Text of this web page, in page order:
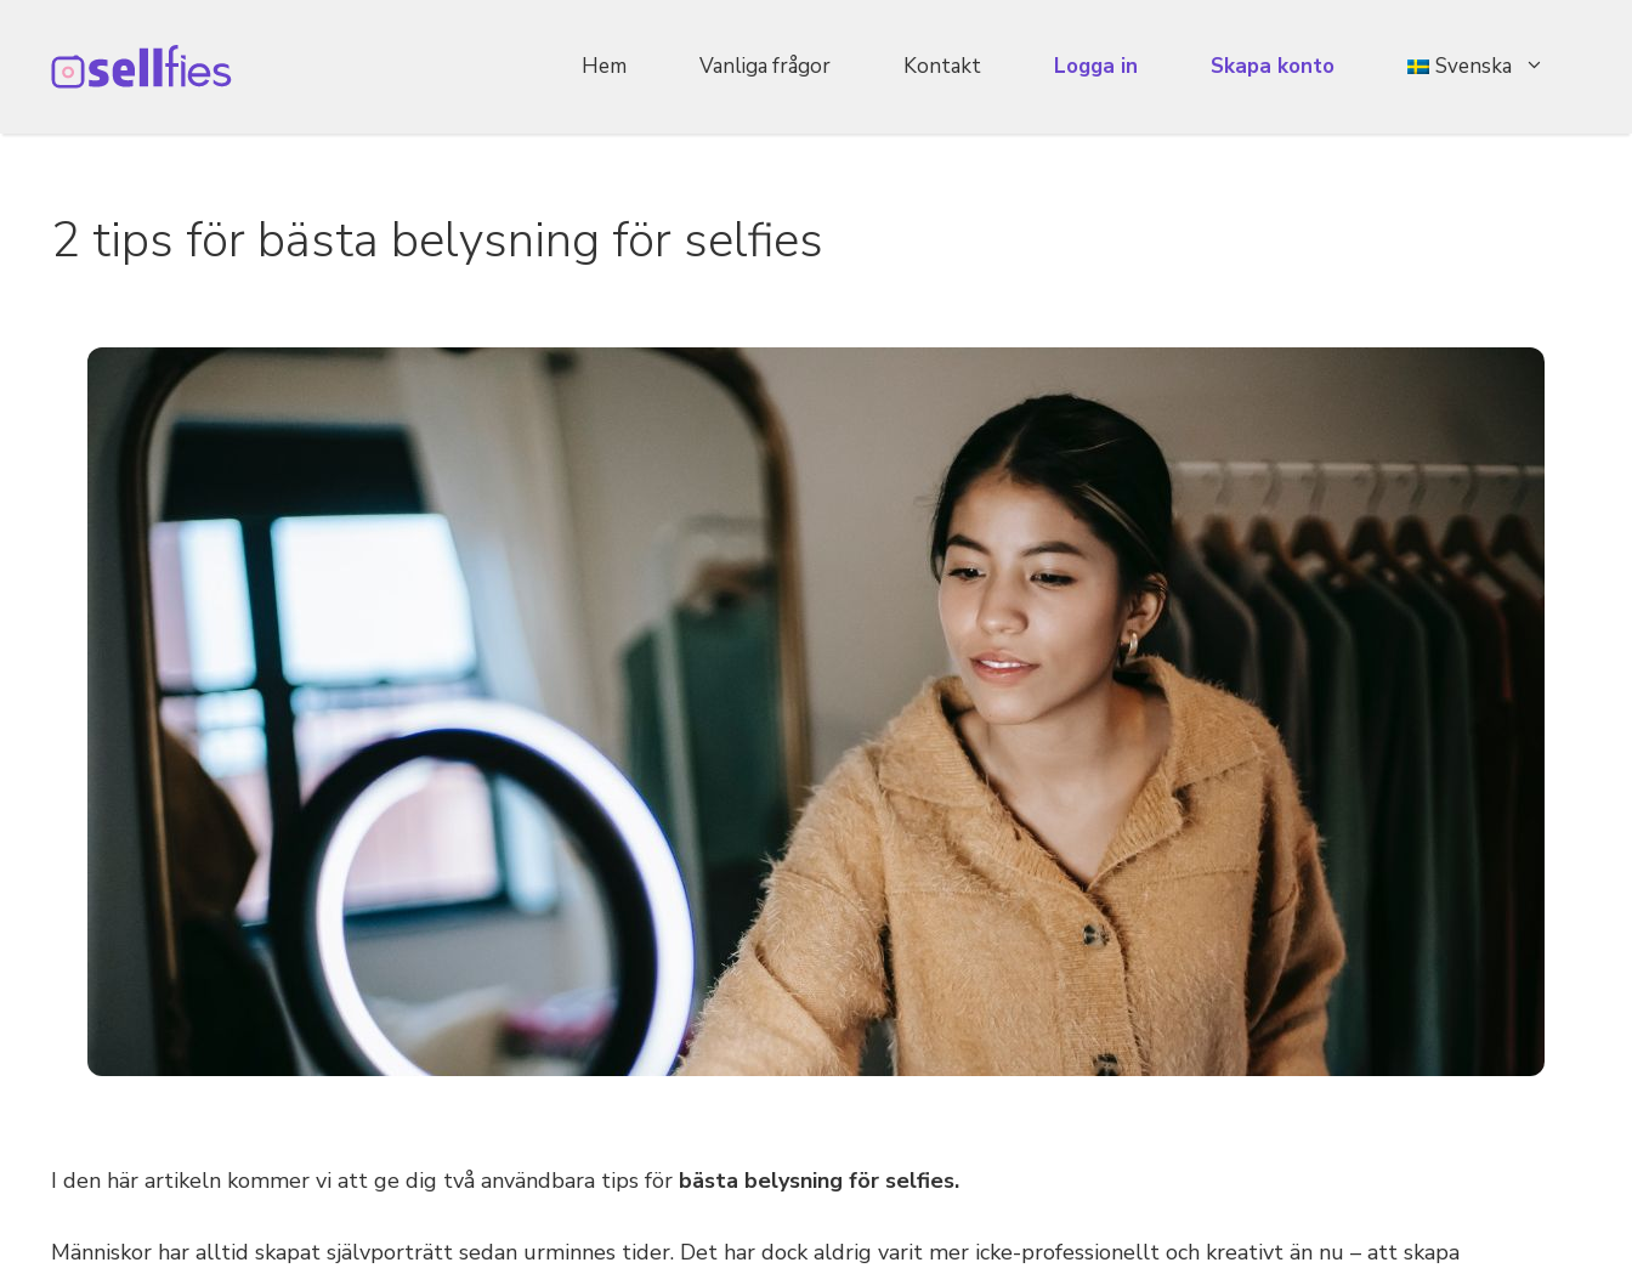
innehåll
Hem Vanliga frågor Kontakt Logga in Skapa konto Svenska
2 tips för bästa belysning för selfies
I den här artikeln kommer vi att ge dig två användbara tips för bästa belysning för selfies.
Människor har alltid skapat självporträtt sedan urminnes tider. Det har dock aldrig varit mer icke-professionellt och kreativt än nu – att skapa